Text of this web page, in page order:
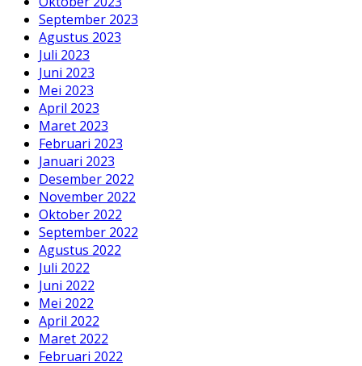
September 2023
Agustus 2023
Juli 2023
Juni 2023
Mei 2023
April 2023
Maret 2023
Februari 2023
Januari 2023
Desember 2022
November 2022
Oktober 2022
September 2022
Agustus 2022
Juli 2022
Juni 2022
Mei 2022
April 2022
Maret 2022
Februari 2022